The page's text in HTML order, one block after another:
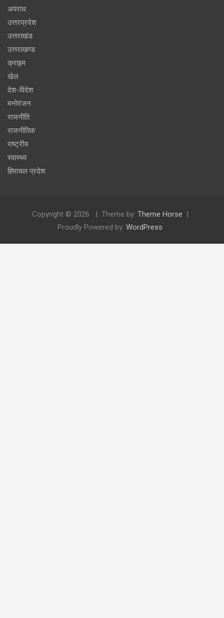
अपराध
उत्तरप्रदेश
उत्तराखंड
उत्तराखण्ड
क्राइम
खेल
देश-विदेश
मनोरंजन
राजनीति
राजनीतिक
राष्ट्रीय
स्वास्थ्य
हिमाचल प्रदेश
Copyright © 2026 Theme by: Theme Horse
Proudly Powered by: WordPress